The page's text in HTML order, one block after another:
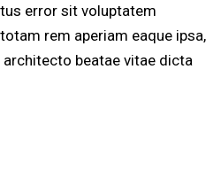
error sit voluptatem
rem aperiam eaque ipsa,
beatae vitae dicta